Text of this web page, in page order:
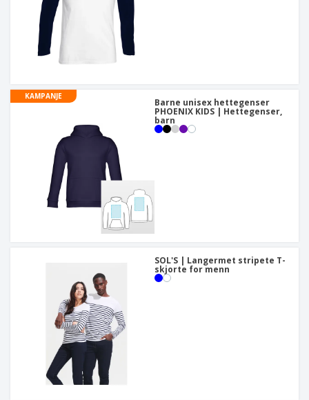
KAMPANJE
Barne unisex hettegenser
PHOENIX KIDS | Hettegenser,
barn
SOL'S | Langermet stripete T-
skjorte for menn